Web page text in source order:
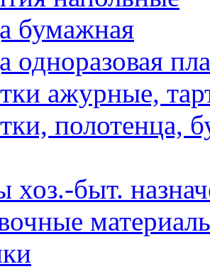
бумажная
одноразовая
ажурные,
полотенца,
хоз.-быт.